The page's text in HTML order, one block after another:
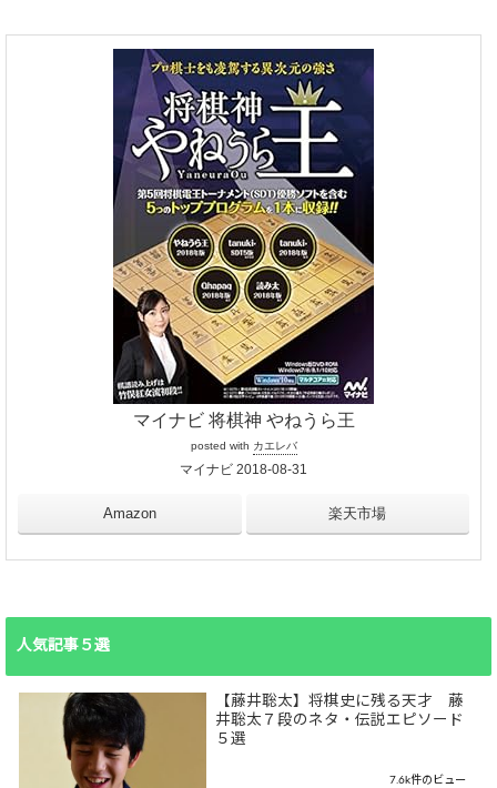
マイナビ 将棋神 やねうら王
posted with カエレバ
マイナビ 2018-08-31
Amazon 楽天市場
人気記事５選
【藤井聡太】将棋史に残る天才 藤
井聡太７段のネタ・伝説エピソード
５選
7.6k件のビュー